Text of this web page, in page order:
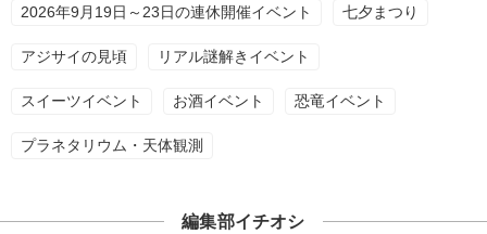
2026年9月19日～23日の連休開催イベント 七夕まつり
アジサイの見頃 リアル謎解きイベント
スイーツイベント お酒イベント 恐竜イベント
プラネタリウム・天体観測
編集部イチオシ